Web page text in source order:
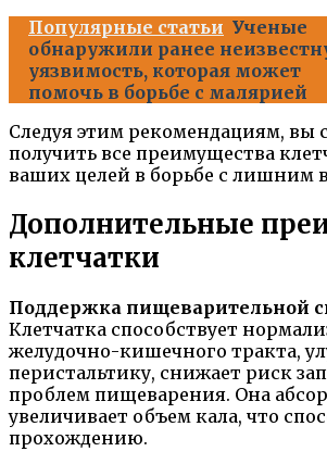
Популярные статьи Ученые
обнаружили ранее
уязвимость, которая может
помочь в борьбе с малярией
Следуя этим рекомендациям, вы
получить все преимущества
ваших целей в борьбе с лишним
Дополнительные
клетчатки
Поддержка пищеварительной
Клетчатка способствует
желудочно-кишечного тракта,
перистальтику, снижает риск
проблем пищеварения. Она
увеличивает объем кала, что
прохождению.